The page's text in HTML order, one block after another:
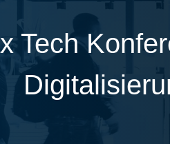
Tech